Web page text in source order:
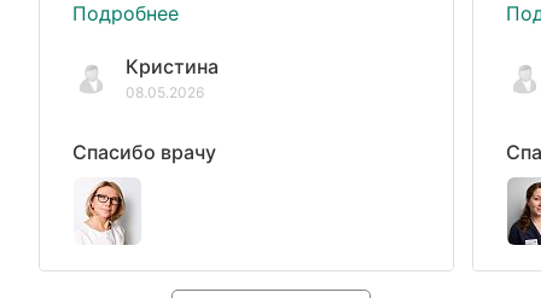
Подробнее
Кристина
08.05.2026
Спасибо врачу